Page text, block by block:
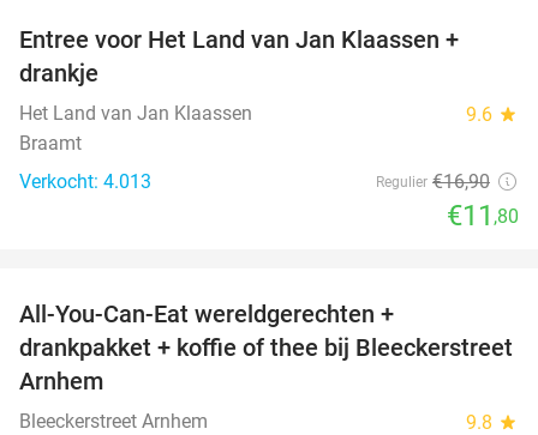
Entree voor Het Land van Jan Klaassen +
drankje
Het Land van Jan Klaassen 9.6 star
Braamt
Verkocht: 4.013
Regulier €16,90
€11 ,80
All-You-Can-Eat wereldgerechten +
drankpakket + koffie of thee bij Bleeckerstreet
Arnhem
Bleeckerstreet Arnhem 9.8 star